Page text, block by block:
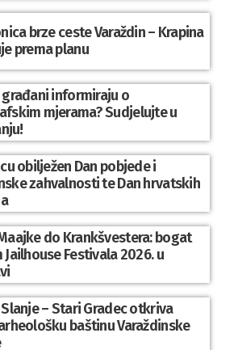
brze ceste Varaždin – Krapina
prema planu
građani informiraju o
mjerama? Sudjelujte u
obilježen Dan pobjede i
zahvalnosti te Dan hrvatskih
do Krankšvestera: bogat
Jailhouse Festivala 2026. u
– Stari Gradec otkriva
baštinu Varaždinske